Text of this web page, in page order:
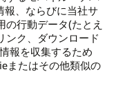
報、ならびに当社サ
行動データ(たとえ
ンク、ダウンロード
報を収集するため
またはその他類似の